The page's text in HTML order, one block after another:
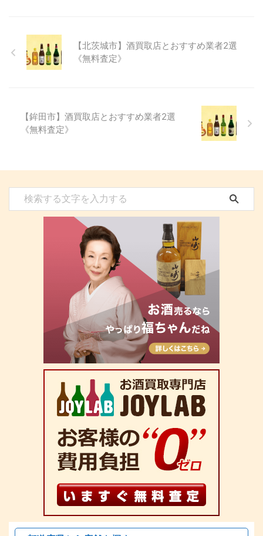
【北茨城市】酒買取店とおすすめ業者2選
《無料査定》
【鉾田市】酒買取店とおすすめ業者2選
《無料査定》